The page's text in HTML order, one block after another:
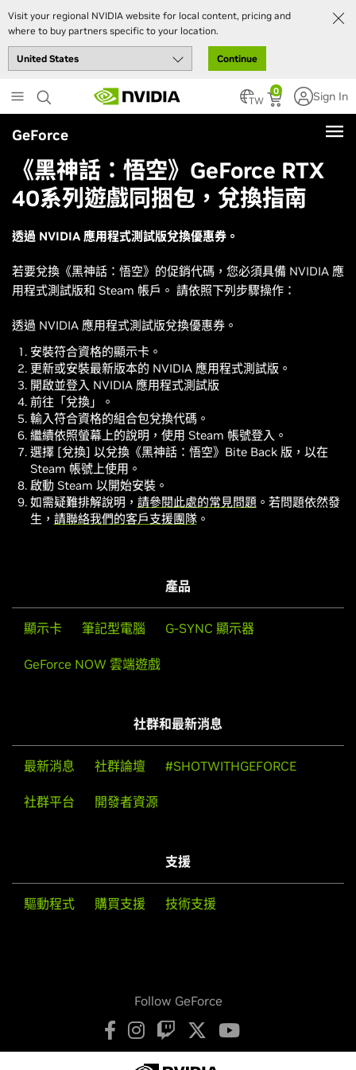
Visit your regional NVIDIA website for local content, pricing and
where to buy partners specific to your location.
Continue
to
main
content
0
TW Sign In
GeForce
《黑神話：悟空》GeForce RTX
40系列遊戲同捆包，兌換指南
透過 NVIDIA 應用程式測試版兌換優惠券。
若要兌換《黑神話：悟空》的促銷代碼，您必須具備 NVIDIA 應
用程式測試版和 Steam 帳戶。 請依照下列步驟操作：
透過 NVIDIA 應用程式測試版兌換優惠券。
安裝符合資格的顯示卡。
更新或安裝最新版本的 NVIDIA 應用程式測試版。
開啟並登入 NVIDIA 應用程式測試版
前往「兌換」。
輸入符合資格的組合包兌換代碼。
繼續依照螢幕上的說明，使用 Steam 帳號登入。
選擇 [兌換] 以兌換《黑神話：悟空》Bite Back 版，以在
Steam 帳號上使用。
啟動 Steam 以開始安裝。
如需疑難排解說明， 請參閱此處的常見問題。若問題依然發
生， 請聯絡我們的客戶支援團隊。
產品
顯示卡 筆記型電腦 G-SYNC 顯示器
GeForce NOW 雲端遊戲
社群和最新消息
最新消息 社群論壇 #SHOTWITHGEFORCE
社群平台 開發者資源
支援
驅動程式 購買支援 技術支援
Follow GeForce